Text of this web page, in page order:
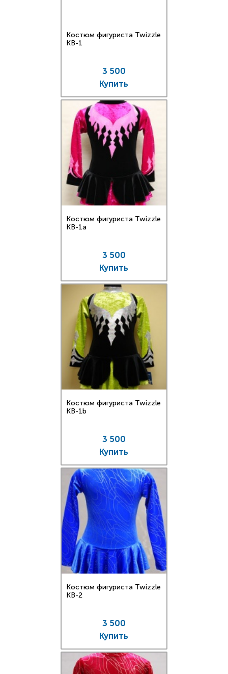
Костюм фигуриста Twizzle
KB-1
3 500
Купить
Костюм фигуриста Twizzle
KB-1a
3 500
Купить
Костюм фигуриста Twizzle
KB-1b
3 500
Купить
Костюм фигуриста Twizzle
KB-2
3 500
Купить